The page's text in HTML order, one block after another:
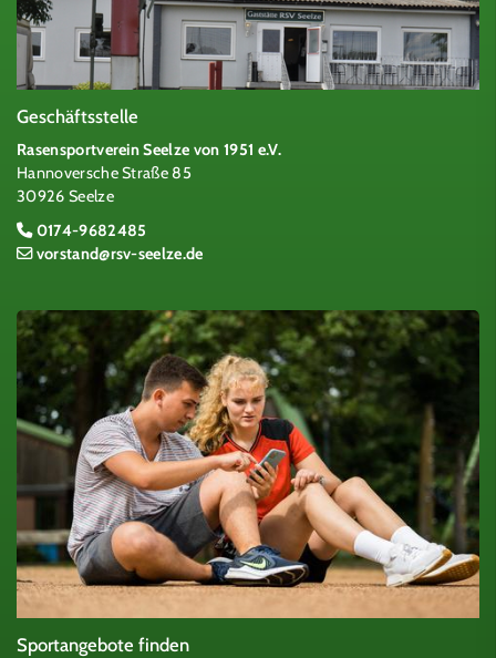
Geschäftsstelle
Rasensportverein Seelze von 1951 e.V.
Hannoversche Straße 85
30926 Seelze
0174-9682485
vorstand@rsv-seelze.de
Sportangebote finden